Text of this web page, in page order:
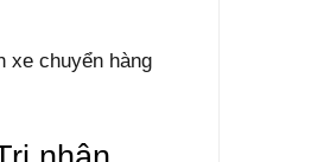
xe chuyển hàng